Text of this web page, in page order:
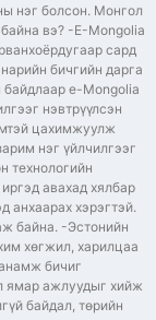
нэг болсон. Монгол
вэ? -E-Mongolia
сард
бичгийн дарга
e-Mongolia
нэвтрүүлсэн
цахимжуулж
нэг үйлчилгээг
технологийн
авахад хялбар
анхаарах хэрэгтэй.
байна. -Эстонийн
хөгжил, харилцаа
бичиг
ямар ажлуудыг хийж
байдал, төрийн